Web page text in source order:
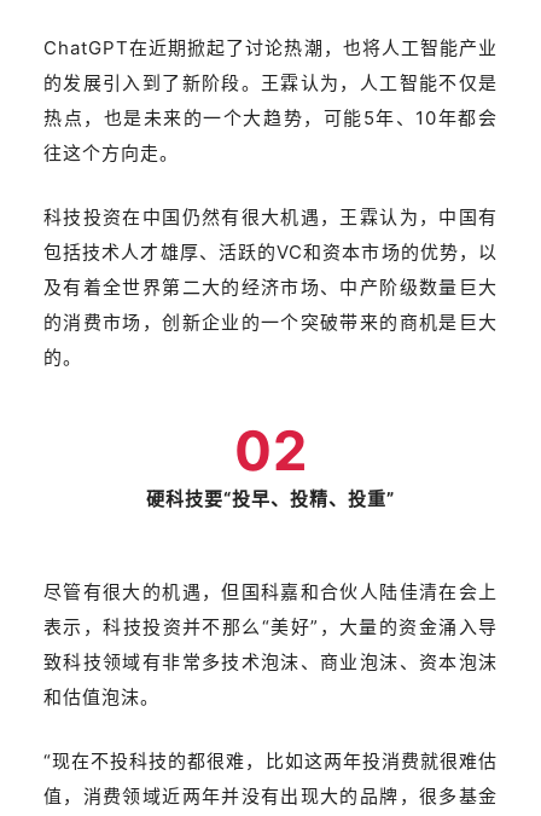
ChatGPT在近期掀起了讨论热潮，也将人工智能产业
的发展引入到了新阶段。王霖认为，人工智能不仅是
热点，也是未来的一个大趋势，可能5年、10年都会
往这个方向走。
科技投资在中国仍然有很大机遇，王霖认为，中国有
包括技术人才雄厚、活跃的VC和资本市场的优势，以
及有着全世界第二大的经济市场、中产阶级数量巨大
的消费市场，创新企业的一个突破带来的商机是巨大
的。
02
硬科技要“投早、投精、投重”
尽管有很大的机遇，但国科嘉和合伙人陆佳清在会上
表示，科技投资并不那么“美好”，大量的资金涌入导
致科技领域有非常多技术泡沫、商业泡沫、资本泡沫
和估值泡沫。
“现在不投科技的都很难，比如这两年投消费就很难估
值，消费领域近两年并没有出现大的品牌，很多基金